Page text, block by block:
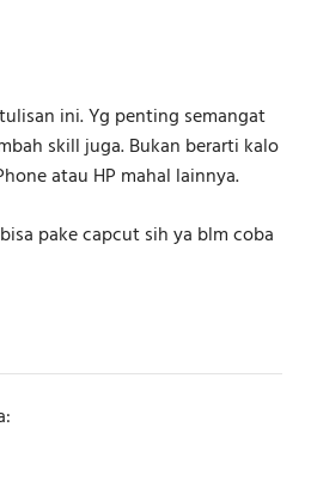
ini. Yg penting semangat
skill juga. Bukan berarti kalo
atau HP mahal lainnya.
pake capcut sih ya blm coba